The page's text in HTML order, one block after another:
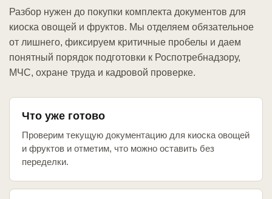
Разбор нужен до покупки комплекта документов для
киоска овощей и фруктов. Мы отделяем обязательное
от лишнего, фиксируем критичные пробелы и даем
понятный порядок подготовки к Роспотребнадзору,
МЧС, охране труда и кадровой проверке.
Что уже готово
Проверим текущую документацию для киоска овощей
и фруктов и отметим, что можно оставить без
переделки.